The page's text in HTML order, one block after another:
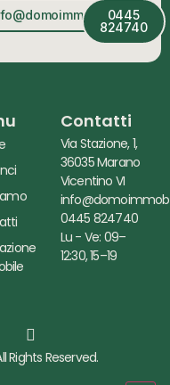
0445
824740
Contatti
Via Stazione, 1,
36035 Marano
Vicentino VI
0445 824740
Lu - Ve: 09–
12:30, 15–19
Rights Reserved.